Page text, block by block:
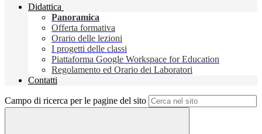
Didattica
Panoramica
Offerta formativa
Orario delle lezioni
I progetti delle classi
Piattaforma Google Workspace for Education
Regolamento ed Orario dei Laboratori
Contatti
Campo di ricerca per le pagine del sito